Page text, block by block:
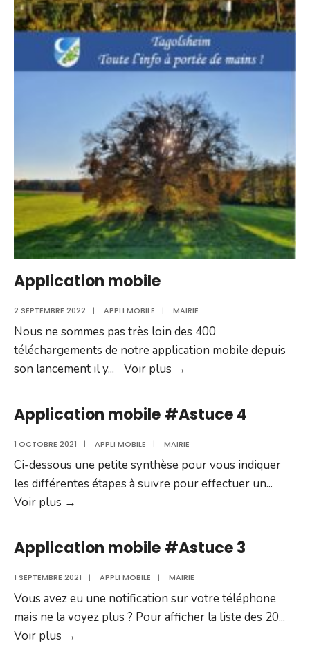
Application mobile
2 SEPTEMBRE 2022 | APPLI MOBILE | MAIRIE
Nous ne sommes pas très loin des 400
téléchargements de notre application mobile depuis
son lancement il y... Voir plus →
Application mobile #Astuce 4
1 OCTOBRE 2021 | APPLI MOBILE | MAIRIE
Ci-dessous une petite synthèse pour vous indiquer
les différentes étapes à suivre pour effectuer un...
Voir plus →
#Astuce
4
Application mobile #Astuce 3
1 SEPTEMBRE 2021 | APPLI MOBILE | MAIRIE
Vous avez eu une notification sur votre téléphone
mais ne la voyez plus ? Pour afficher la liste des 20...
Voir plus →